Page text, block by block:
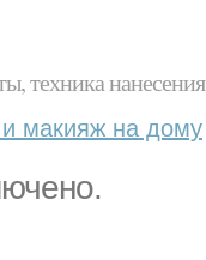
техника нанесения
и макияж на дому